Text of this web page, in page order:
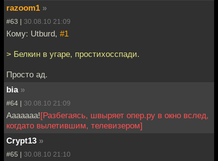
razoom1 »
#63 | 30.08.10 21:09
Кому: Utburd, #1
> Белкин в угаре, простихосспади.
Просто ад.
bia »
#64 | 30.08.10 21:09
Aaaaaaa![Разбегаясь, швыряет опер.ру в окно вслед,
когдато вылетившим, телевизером]
Crypt13 »
#65 | 30.08.10 21:10